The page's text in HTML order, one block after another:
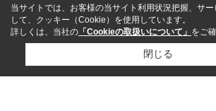
当サイトでは、お客様の当サイト利用状況把握、サー
して、クッキー（Cookie）を使用しています。
詳しくは、当社の 「Cookieの取扱いについて」 をご
閉じる